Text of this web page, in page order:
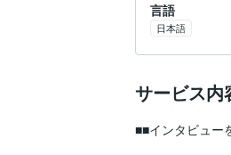
言語
日本語
サービス内
■■インタビュー